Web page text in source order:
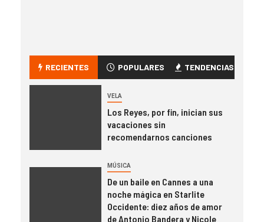
RECIENTES POPULARES TENDENCIAS
VELA
Los Reyes, por fin, inician sus
vacaciones sin
recomendarnos canciones
MÚSICA
De un baile en Cannes a una
noche mágica en Starlite
Occidente: diez años de amor
de Antonio Bandera y Nicole